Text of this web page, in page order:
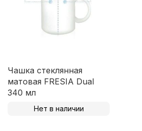
Чашка стеклянная
матовая FRESIA Dual
340 мл
Нет в наличии